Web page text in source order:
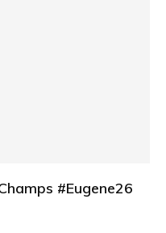
#Eugene26